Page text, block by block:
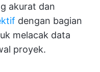
akurat dan
dengan bagian
melacak data
proyek.